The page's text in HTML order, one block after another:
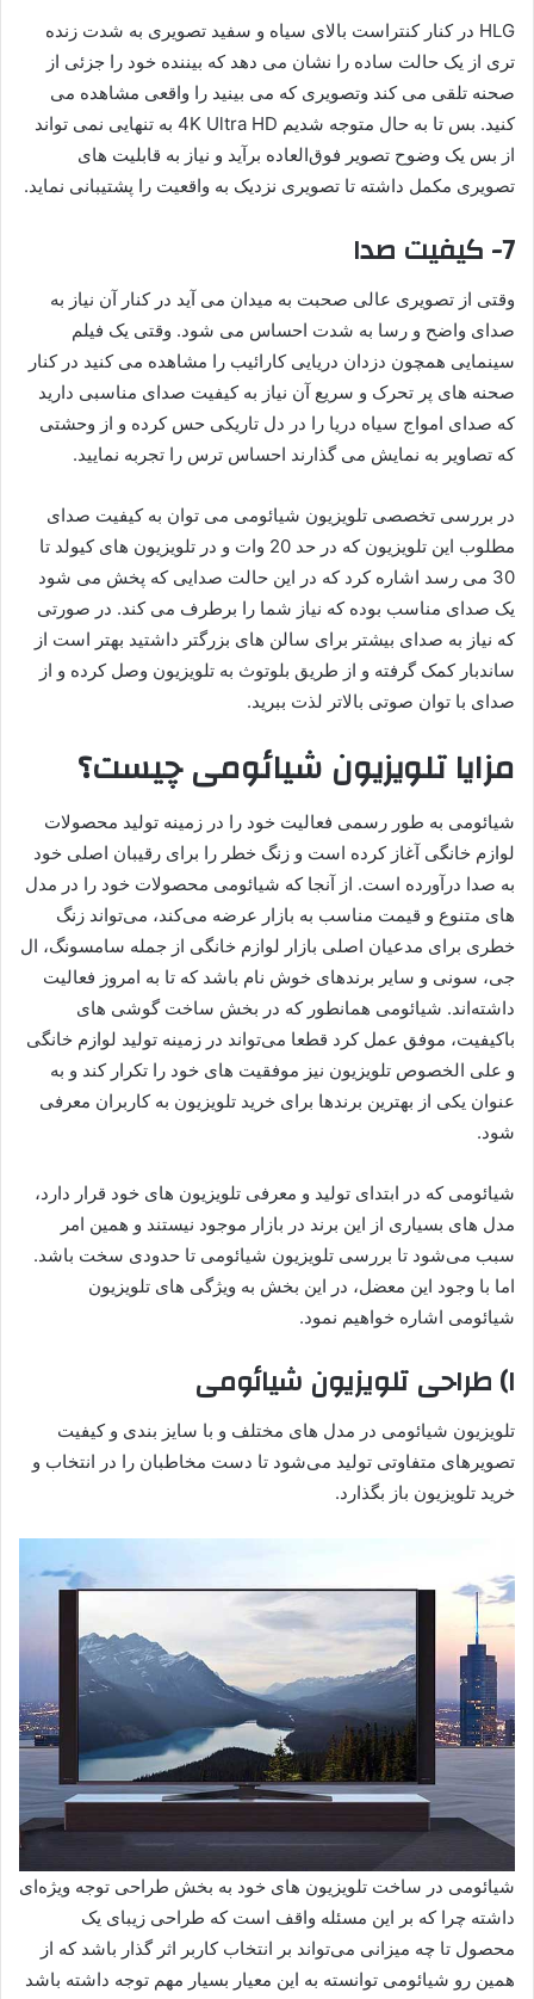
HLG در کنار کنتراست بالای سیاه و سفید تصویری به شدت زنده
تری از یک حالت ساده را نشان می دهد که بیننده خود را جزئی از
صحنه تلقی می کند وتصویری که می بینید را واقعی مشاهده می
کنید. بس تا به حال متوجه شدیم 4K Ultra HD به تنهایی نمی تواند
از بس یک وضوح تصویر فوق‌العاده برآید و نیاز به قابلیت های
تصویری مکمل داشته تا تصویری نزدیک به واقعیت را پشتیبانی نماید.
7- کیفیت صدا
وقتی از تصویری عالی صحبت به میدان می آید در کنار آن نیاز به
صدای واضح و رسا به شدت احساس می شود. وقتی یک فیلم
سینمایی همچون دزدان دریایی کارائیب را مشاهده می کنید در کنار
صحنه های پر تحرک و سریع آن نیاز به کیفیت صدای مناسبی دارید
که صدای امواج سیاه دریا را در دل تاریکی حس کرده و از وحشتی
که تصاویر به نمایش می گذارند احساس ترس را تجربه نمایید.
در بررسی تخصصی تلویزیون شیائومی می توان به کیفیت صدای
مطلوب این تلویزیون که در حد 20 وات و در تلویزیون های کیولد تا
30 می رسد اشاره کرد که در این حالت صدایی که پخش می شود
یک صدای مناسب بوده که نیاز شما را برطرف می کند. در صورتی
که نیاز به صدای بیشتر برای سالن های بزرگتر داشتید بهتر است از
ساندبار کمک گرفته و از طریق بلوتوث به تلویزیون وصل کرده و از
صدای با توان صوتی بالاتر لذت ببرید.
مزایا تلویزیون شیائومی چیست؟
شیائومی به طور رسمی فعالیت خود را در زمینه تولید محصولات
لوازم خانگی آغاز کرده است و زنگ خطر را برای رقیبان اصلی خود
به صدا درآورده است. از آنجا که شیائومی محصولات خود را در مدل
های متنوع و قیمت مناسب به بازار عرضه می‌کند، می‌تواند زنگ
خطری برای مدعیان اصلی بازار لوازم خانگی از جمله سامسونگ، ال
جی، سونی و سایر برندهای خوش نام باشد که تا به امروز فعالیت
داشته‌اند. شیائومی همانطور که در بخش ساخت گوشی های
باکیفیت، موفق عمل کرد قطعا می‌تواند در زمینه تولید لوازم خانگی
و علی الخصوص تلویزیون نیز موفقیت های خود را تکرار کند و به
عنوان یکی از بهترین برندها برای خرید تلویزیون به کاربران معرفی
شود.
شیائومی که در ابتدای تولید و معرفی تلویزیون های خود قرار دارد،
مدل های بسیاری از این برند در بازار موجود نیستند و همین امر
سبب می‌شود تا بررسی تلویزیون شیائومی تا حدودی سخت باشد.
اما با وجود این معضل، در این بخش به ویژگی های تلویزیون
شیائومی اشاره خواهیم نمود.
۱) طراحی تلویزیون شیائومی
تلویزیون شیائومی در مدل های مختلف و با سایز بندی و کیفیت
تصویرهای متفاوتی تولید می‌شود تا دست مخاطبان را در انتخاب و
خرید تلویزیون باز بگذارد.
شیائومی در ساخت تلویزیون های خود به بخش طراحی توجه ویژه‌ای
داشته چرا که بر این مسئله واقف است که طراحی زیبای یک
محصول تا چه میزانی می‌تواند بر انتخاب کاربر اثر گذار باشد که از
همین رو شیائومی توانسته به این معیار بسیار مهم توجه داشته باشد